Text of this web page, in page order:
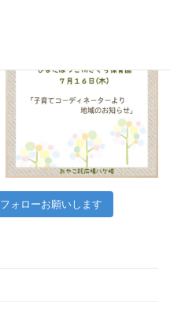
フォローお願いします